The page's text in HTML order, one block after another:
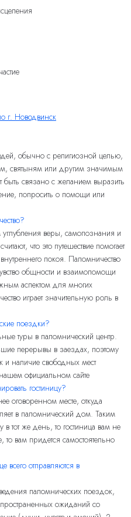
г. Новодвинск
обычно с религиозной целью,
святыням или другим значимым
связано с желанием выразить
попросить о помощи или
веры, самопознания и
что это путешествие помогает
покоя. Паломничество
общности и взаимопомощи
аспектом для многих
играет значительную роль в
поездки?
туры в паломнический центр.
перерывы в заездах, поэтому
и наличие свободных мест
официальном сайте
гостиницу?
оговоренном месте, откуда
в паломнический дом. Таким
тот же день, то гостиница вам не
то вам придется самостоятельно
отправляются в
паломнических поездок,
ожиданий со